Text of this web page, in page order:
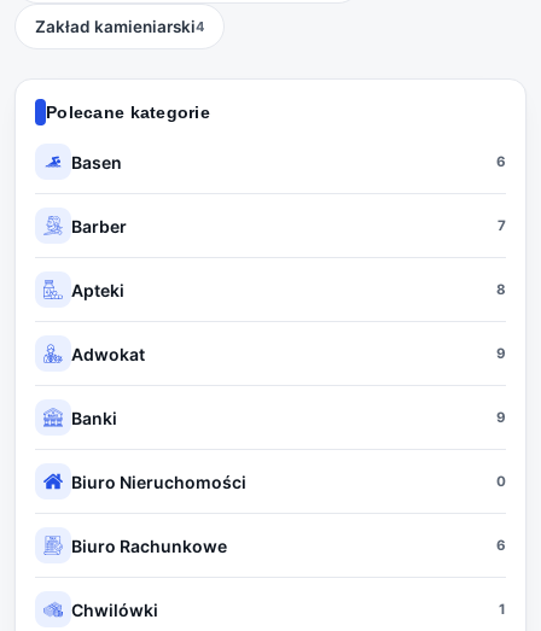
Zakład kamieniarski4
Polecane kategorie
Basen 6
Barber 7
Apteki 8
Adwokat 9
Banki 9
Biuro Nieruchomości 0
Biuro Rachunkowe 6
Chwilówki 1